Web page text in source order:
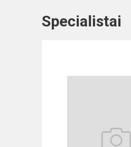
Specialistai